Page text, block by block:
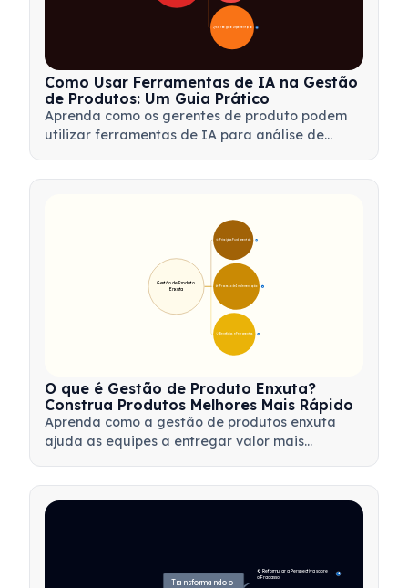
📋 Estratégia de Implementação
Como Usar Ferramentas de IA na Gestão
de Produtos: Um Guia Prático
Aprenda como os gerentes de produto podem
utilizar ferramentas de IA para análise de
🎯 Princípios Fundamentais
🛠️ Processo de Implementação
💡 Benefícios e Ferramentas 17
Gestão de Produto
Enxuta
O que é Gestão de Produto Enxuta?
Construa Produtos Melhores Mais Rápido
Aprenda como a gestão de produtos enxuta
ajuda as equipes a entregar valor mais
que é mais importante.
🔄 Reformular a Perspectiva sobre
o Fracasso
4
Transformando o